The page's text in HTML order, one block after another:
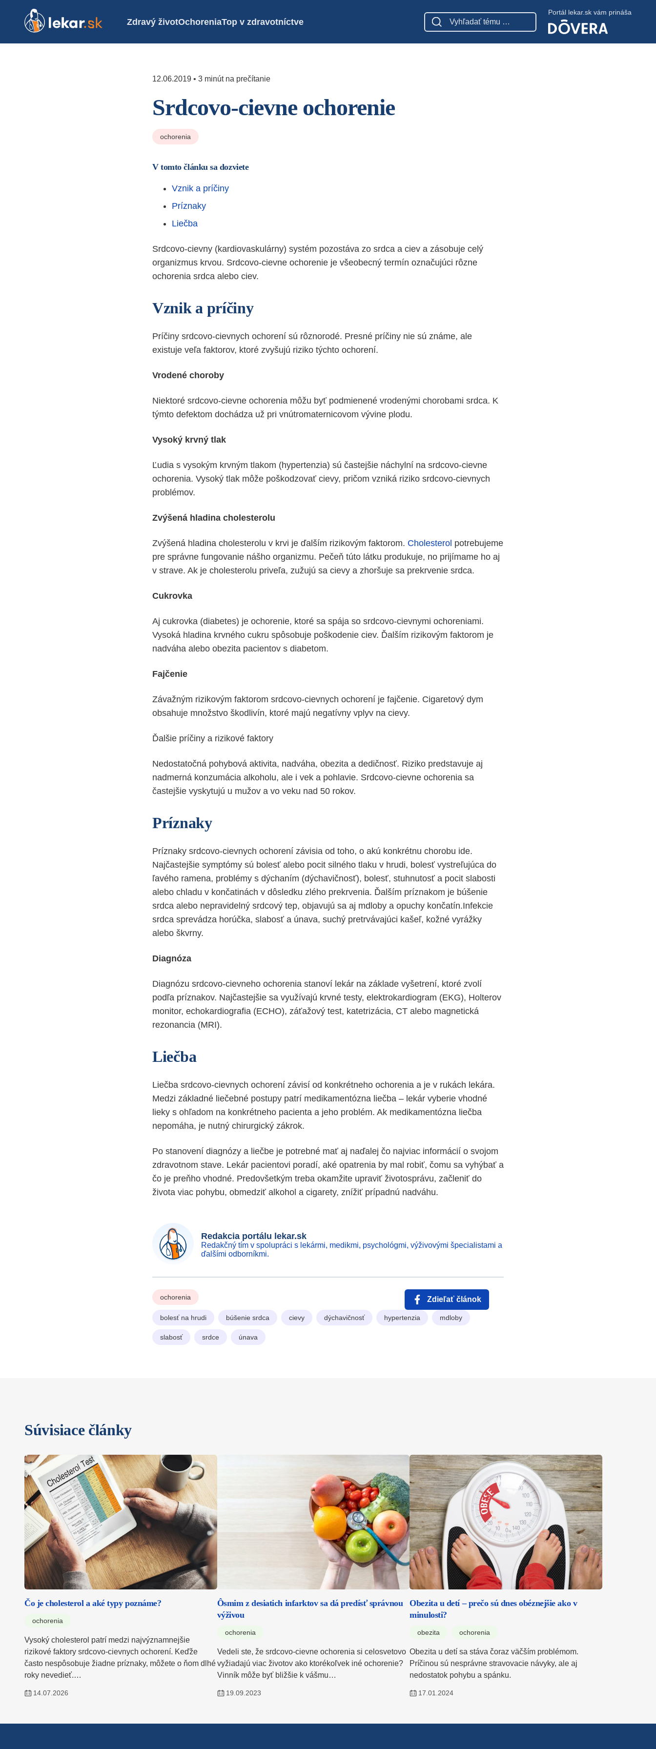
Zdravý životOchoreniaTop v zdravotníctve
Portál lekar.sk vám prináša
12.06.2019 • 3 minút na prečítanie
Srdcovo-cievne ochorenie
ochorenia
V tomto článku sa dozviete
Vznik a príčiny
Príznaky
Liečba
Srdcovo-cievny (kardiovaskulárny) systém pozostáva zo srdca a ciev a zásobuje celý
organizmus krvou. Srdcovo-cievne ochorenie je všeobecný termín označujúci rôzne
ochorenia srdca alebo ciev.
Vznik a príčiny
Príčiny srdcovo-cievnych ochorení sú rôznorodé. Presné príčiny nie sú známe, ale
existuje veľa faktorov, ktoré zvyšujú riziko týchto ochorení.
Vrodené choroby
Niektoré srdcovo-cievne ochorenia môžu byť podmienené vrodenými chorobami srdca. K
týmto defektom dochádza už pri vnútromaternicovom vývine plodu.
Vysoký krvný tlak
Ľudia s vysokým krvným tlakom (hypertenzia) sú častejšie náchylní na srdcovo-cievne
ochorenia. Vysoký tlak môže poškodzovať cievy, pričom vzniká riziko srdcovo-cievnych
problémov.
Zvýšená hladina cholesterolu
Zvýšená hladina cholesterolu v krvi je ďalším rizikovým faktorom. Cholesterol potrebujeme
pre správne fungovanie nášho organizmu. Pečeň túto látku produkuje, no prijímame ho aj
v strave. Ak je cholesterolu priveľa, zužujú sa cievy a zhoršuje sa prekrvenie srdca.
Cukrovka
Aj cukrovka (diabetes) je ochorenie, ktoré sa spája so srdcovo-cievnymi ochoreniami.
Vysoká hladina krvného cukru spôsobuje poškodenie ciev. Ďalším rizikovým faktorom je
nadváha alebo obezita pacientov s diabetom.
Fajčenie
Závažným rizikovým faktorom srdcovo-cievnych ochorení je fajčenie. Cigaretový dym
obsahuje množstvo škodlivín, ktoré majú negatívny vplyv na cievy.
Ďalšie príčiny a rizikové faktory
Nedostatočná pohybová aktivita, nadváha, obezita a dedičnosť. Riziko predstavuje aj
nadmerná konzumácia alkoholu, ale i vek a pohlavie. Srdcovo-cievne ochorenia sa
častejšie vyskytujú u mužov a vo veku nad 50 rokov.
Príznaky
Príznaky srdcovo-cievnych ochorení závisia od toho, o akú konkrétnu chorobu ide.
Najčastejšie symptómy sú bolesť alebo pocit silného tlaku v hrudi, bolesť vystreľujúca do
ľavého ramena, problémy s dýchaním (dýchavičnosť), bolesť, stuhnutosť a pocit slabosti
alebo chladu v končatinách v dôsledku zlého prekrvenia. Ďalším príznakom je búšenie
srdca alebo nepravidelný srdcový tep, objavujú sa aj mdloby a opuchy končatín.Infekcie
srdca sprevádza horúčka, slabosť a únava, suchý pretrvávajúci kašeľ, kožné vyrážky
alebo škvrny.
Diagnóza
Diagnózu srdcovo-cievneho ochorenia stanoví lekár na základe vyšetrení, ktoré zvolí
podľa príznakov. Najčastejšie sa využívajú krvné testy, elektrokardiogram (EKG), Holterov
monitor, echokardiografia (ECHO), záťažový test, katetrizácia, CT alebo magnetická
rezonancia (MRI).
Liečba
Liečba srdcovo-cievnych ochorení závisí od konkrétneho ochorenia a je v rukách lekára.
Medzi základné liečebné postupy patrí medikamentózna liečba – lekár vyberie vhodné
lieky s ohľadom na konkrétneho pacienta a jeho problém. Ak medikamentózna liečba
nepomáha, je nutný chirurgický zákrok.
Po stanovení diagnózy a liečbe je potrebné mať aj naďalej čo najviac informácií o svojom
zdravotnom stave. Lekár pacientovi poradí, aké opatrenia by mal robiť, čomu sa vyhýbať a
čo je preňho vhodné. Predovšetkým treba okamžite upraviť životosprávu, začleniť do
života viac pohybu, obmedziť alkohol a cigarety, znížiť prípadnú nadváhu.
Redakcia portálu lekar.sk
Redakčný tím v spolupráci s lekármi, medikmi, psychológmi, výživovými špecialistami a
ďalšími odborníkmi.
ochorenia Zdieľať článok
bolesť na hrudi búšenie srdca cievy dýchavičnosť hypertenzia mdloby
slabosť srdce únava
Súvisiace články
Čo je cholesterol a aké typy poznáme?
ochorenia
Vysoký cholesterol patrí medzi najvýznamnejšie
rizikové faktory srdcovo-cievnych ochorení. Keďže
často nespôsobuje žiadne príznaky, môžete o ňom dlhé
roky nevedieť.…
14.07.2026
Ôsmim z desiatich infarktov sa dá predísť správnou
výživou
ochorenia
Vedeli ste, že srdcovo-cievne ochorenia si celosvetovo
vyžiadajú viac životov ako ktorékoľvek iné ochorenie?
Vinník môže byť bližšie k vášmu…
19.09.2023
Obezita u detí – prečo sú dnes obéznejšie ako v
minulosti?
obezita ochorenia
Obezita u detí sa stáva čoraz väčším problémom.
Príčinou sú nesprávne stravovacie návyky, ale aj
nedostatok pohybu a spánku.
17.01.2024